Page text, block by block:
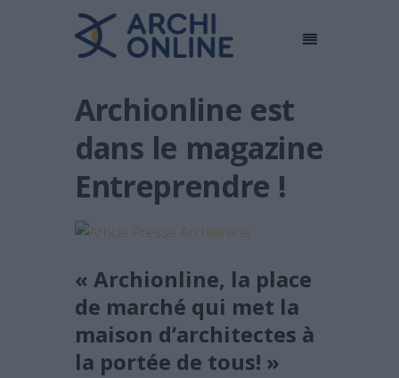
Archionline est
dans le magazine
Entreprendre !
« Archionline, la place
de marché qui met la
maison d’architectes à
la portée de tous! »